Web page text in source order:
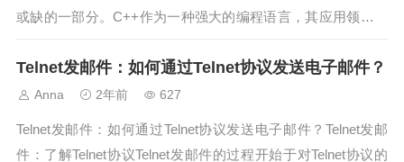
或缺的一部分。C++作为一种强大的编程语言，其应用领域涉
及面非常广泛，包括网络编程。在本教程中，我们将介绍如何
使用C++发送邮件的基本步骤和设置，帮助你实现通过代码发
送邮件的目标。本文将从设...
Telnet发邮件：如何通过Telnet协议发送电子邮件？
Anna 2年前 627
Telnet发邮件：如何通过Telnet协议发送电子邮件？Telnet发邮
件：了解Telnet协议Telnet发邮件的过程开始于对Telnet协议的